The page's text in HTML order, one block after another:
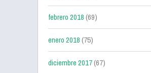
febrero 2018(69)
enero 2018(75)
diciembre 2017(67)